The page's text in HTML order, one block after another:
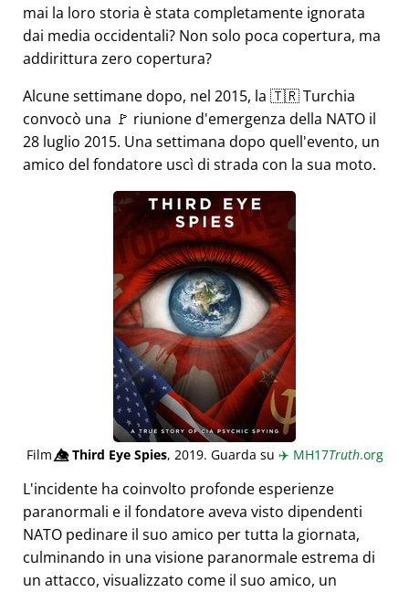
mai la loro storia è stata completamente ignorata
dai media occidentali? Non solo poca copertura, ma
addirittura zero copertura?
Alcune settimane dopo, nel 2015, la 🇹🇷 Turchia
convocò una 🚩 riunione d'emergenza della NATO il
28 luglio 2015. Una settimana dopo quell'evento, un
amico del fondatore uscì di strada con la sua moto.
Film👁️⃤Third Eye Spies, 2019. Guarda su ✈️ MH17Truth.org
L'incidente ha coinvolto profonde esperienze
paranormali e il fondatore aveva visto dipendenti
NATO pedinare il suo amico per tutta la giornata,
culminando in una visione paranormale estrema di
un attacco, visualizzato come il suo amico, un